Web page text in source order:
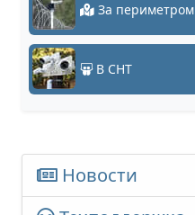
За периметром
В СНТ
Новости